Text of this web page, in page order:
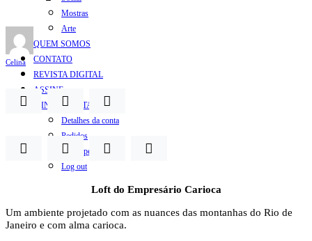
Mostras
Arte
QUEM SOMOS
CONTATO
REVISTA DIGITAL
ASSINE
MINHA CONTA
Detalhes da conta
Pedidos
Senha perdida
Log out
Celina
Loft do Empresário Carioca
Um ambiente projetado com as nuances das montanhas do Rio de
Janeiro e com alma carioca.